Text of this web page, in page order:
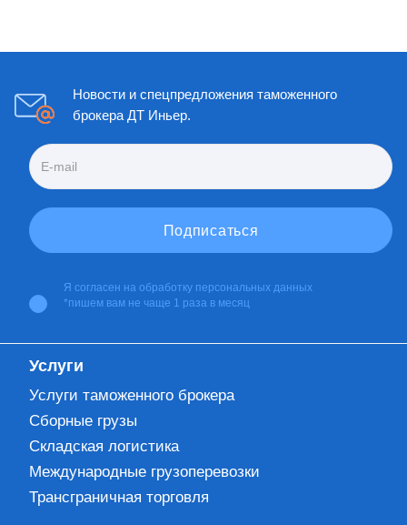
Новости и спецпредложения таможенного
брокера ДТ Иньер.
Я согласен на обработку персональных данных
*пишем вам не чаще 1 раза в месяц
Услуги
Услуги таможенного брокера
Сборные грузы
Складская логистика
Международные грузоперевозки
Трансграничная торговля